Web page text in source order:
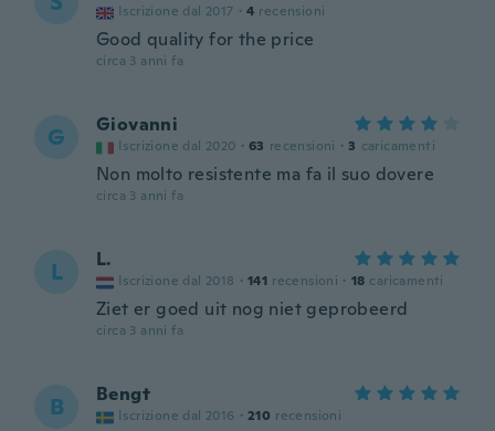
Iscrizione dal 2017 · 4 recensioni
Good quality for the price
circa 3 anni fa
G Giovanni
Iscrizione dal 2020 · 63 recensioni · 3 caricamenti
Non molto resistente ma fa il suo dovere
circa 3 anni fa
L L.
Iscrizione dal 2018 · 141 recensioni · 18 caricamenti
Ziet er goed uit nog niet geprobeerd
circa 3 anni fa
B Bengt
Iscrizione dal 2016 · 210 recensioni